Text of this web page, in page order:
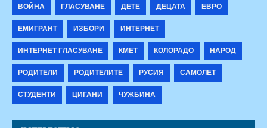
ВОЙНА
ГЛАСУВАНЕ ДЕТЕ ДЕЦАТА
ЕВРО
ЕМИГРАНТ
ИЗБОРИ
ИНТЕРНЕТ
ИНТЕРНЕТ ГЛАСУВАНЕ
КМЕТ КОЛОРАДО
НАРОД
РОДИТЕЛИ
РОДИТЕЛИТЕ РУСИЯ
САМОЛЕТ
СТУДЕНТИ
ЦИГАНИ ЧУЖБИНА